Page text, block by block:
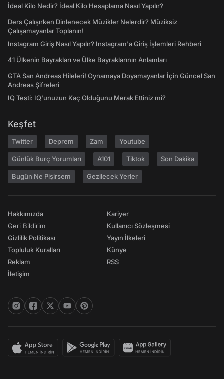
İdeal Kilo Nedir? İdeal Kilo Hesaplama Nasıl Yapılır?
Ders Çalışırken Dinlenecek Müzikler Nelerdir? Müziksiz
Çalışamayanlar Toplanın!
Instagram Giriş Nasıl Yapılır? Instagram'a Giriş İşlemleri Rehberi
41 Ülkenin Bayrakları ve Ülke Bayraklarının Anlamları
GTA San Andreas Hileleri! Oynamaya Doyamayanlar İçin Güncel San
Andreas Şifreleri
IQ Testi: IQ'unuzun Kaç Olduğunu Merak Ettiniz mi?
Keşfet
Twitter Deprem Zam Youtube
Günlük Burç Yorumları A101 Tiktok Son Dakika
Bugün Ne Pişirsem Gezilecek Yerler
Hakkımızda
Geri Bildirim
Gizlilik Politikası
Topluluk Kuralları
Reklam
İletişim
Kariyer
Kullanıcı Sözleşmesi
Yayın İlkeleri
Künye
RSS